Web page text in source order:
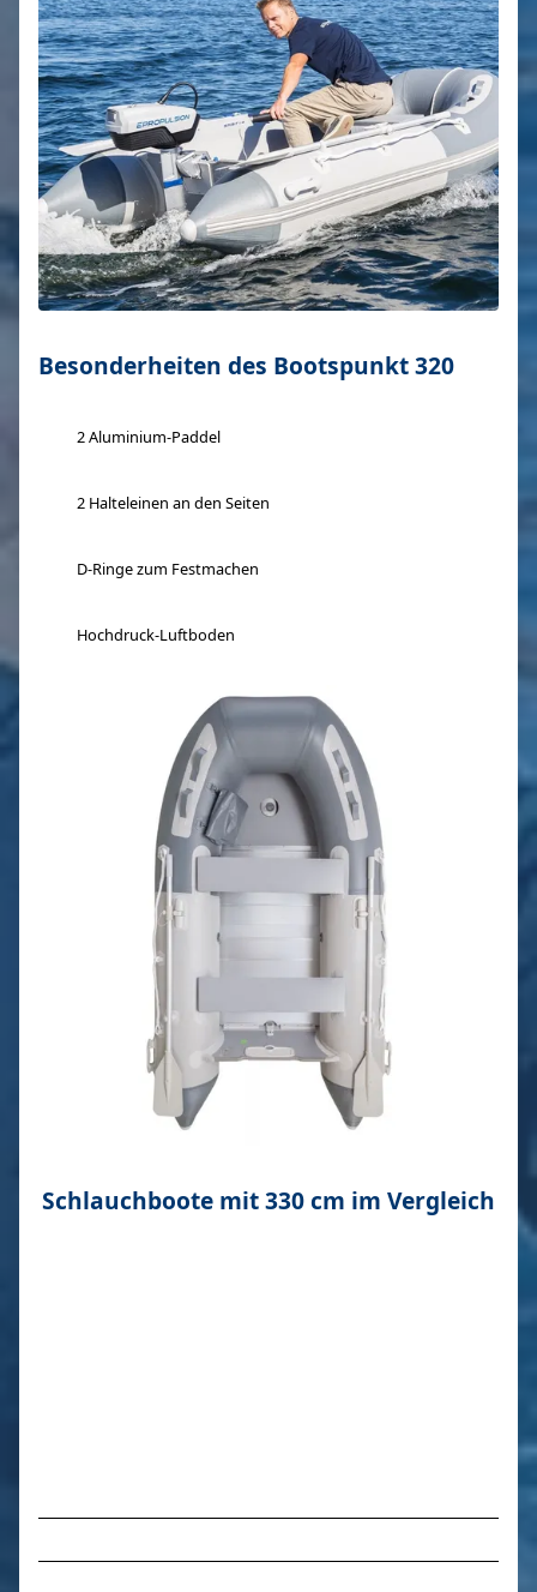
Besonderheiten des Bootspunkt 320
2 Aluminium-Paddel
2 Halteleinen an den Seiten
D-Ringe zum Festmachen
Hochdruck-Luftboden
Schlauchboote mit 330 cm im Vergleich